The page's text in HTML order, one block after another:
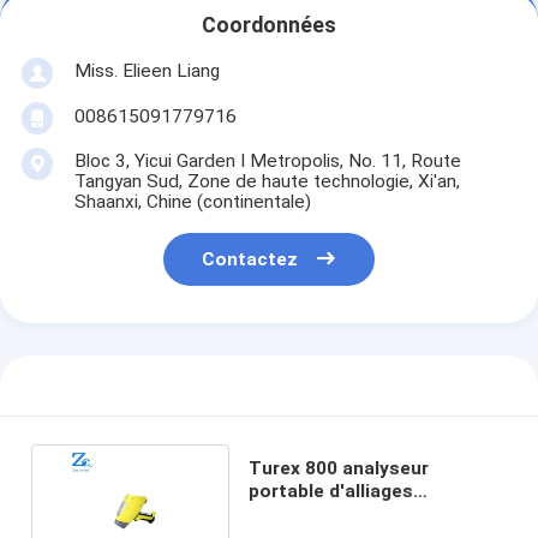
Coordonnées
Miss. Elieen Liang
008615091779716
Bloc 3, Yicui Garden I Metropolis, No. 11, Route
Tangyan Sud, Zone de haute technologie, Xi'an,
Shaanxi, Chine (continentale)
Contactez
Turex 800 analyseur
portable d'alliages